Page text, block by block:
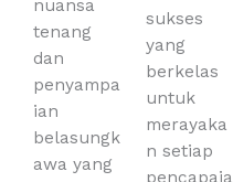
nuansa
tenang
dan
penyampa
ian
belasungk
awa yang
sukses
yang
berkelas
untuk
merayaka
n setiap
pencapaia